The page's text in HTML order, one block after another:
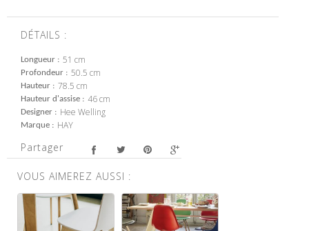
DÉTAILS :
Longueur 51 cm
Profondeur 50.5 cm
Hauteur 78.5 cm
Hauteur d'assise 46 cm
Designer Hee Welling
Marque HAY
Partager
VOUS AIMEREZ AUSSI :